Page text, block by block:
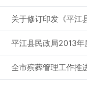
关于修订印发《平江
平江县民政局2013年
全市殡葬管理工作推